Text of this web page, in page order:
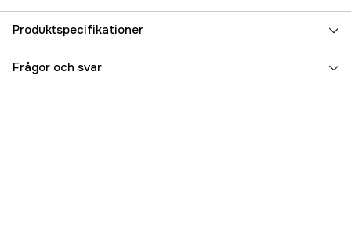
Produktspecifikationer
Referensnummer 5000031032
Frågor och svar